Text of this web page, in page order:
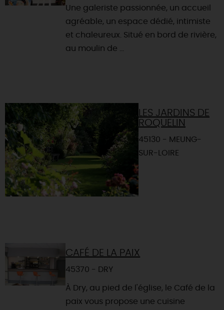
Une galeriste passionnée, un accueil
agréable, un espace dédié, intimiste
et chaleureux. Situé en bord de rivière,
au moulin de ...
LES JARDINS DE
ROQUELIN
45130 - MEUNG-
SUR-LOIRE
CAFÉ DE LA PAIX
45370 - DRY
À Dry, au pied de l'église, le Café de la
paix vous propose une cuisine